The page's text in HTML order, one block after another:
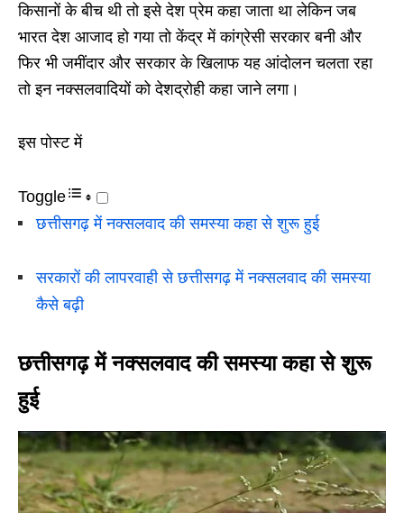
किसानों के बीच थी तो इसे देश प्रेम कहा जाता था लेकिन जब
भारत देश आजाद हो गया तो केंद्र में कांग्रेसी सरकार बनी और
फिर भी जमींदार और सरकार के खिलाफ यह आंदोलन चलता रहा
तो इन नक्सलवादियों को देशद्रोही कहा जाने लगा।
इस पोस्ट में
Toggle
छत्तीसगढ़ में नक्सलवाद की समस्या कहा से शुरू हुई
सरकारों की लापरवाही से छत्तीसगढ़ में नक्सलवाद की समस्या
कैसे बढ़ी
छत्तीसगढ़ में नक्सलवाद की समस्या कहा से शुरू
हुई